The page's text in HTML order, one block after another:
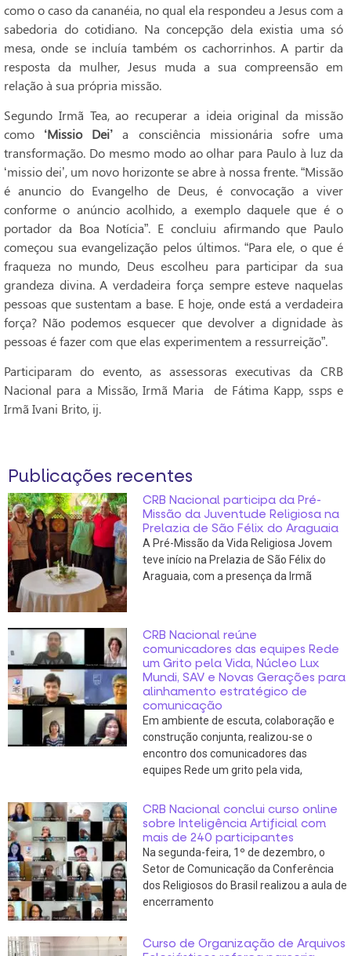
como o caso da cananéia, no qual ela respondeu a Jesus com a
sabedoria do cotidiano. Na concepção dela existia uma só
mesa, onde se incluía também os cachorrinhos. A partir da
resposta da mulher, Jesus muda a sua compreensão em
relação à sua própria missão.
Segundo Irmã Tea, ao recuperar a ideia original da missão
como ‘Missio Dei’ a consciência missionária sofre uma
transformação. Do mesmo modo ao olhar para Paulo à luz da
‘missio dei’, um novo horizonte se abre à nossa frente. “Missão
é anuncio do Evangelho de Deus, é convocação a viver
conforme o anúncio acolhido, a exemplo daquele que é o
portador da Boa Notícia”. E concluiu afirmando que Paulo
começou sua evangelização pelos últimos. “Para ele, o que é
fraqueza no mundo, Deus escolheu para participar da sua
grandeza divina. A verdadeira força sempre esteve naquelas
pessoas que sustentam a base. E hoje, onde está a verdadeira
força? Não podemos esquecer que devolver a dignidade às
pessoas é fazer com que elas experimentem a ressurreição”.
Participaram do evento, as assessoras executivas da CRB
Nacional para a Missão, Irmã Maria de Fátima Kapp, ssps e
Irmã Ivani Brito, ij.
Publicações recentes
CRB Nacional participa da Pré-
Missão da Juventude Religiosa na
Prelazia de São Félix do Araguaia
A Pré-Missão da Vida Religiosa Jovem
teve início na Prelazia de São Félix do
Araguaia, com a presença da Irmã
CRB Nacional reúne
comunicadores das equipes Rede
um Grito pela Vida, Núcleo Lux
Mundi, SAV e Novas Gerações para
alinhamento estratégico de
comunicação
Em ambiente de escuta, colaboração e
construção conjunta, realizou-se o
encontro dos comunicadores das
equipes Rede um grito pela vida,
CRB Nacional conclui curso online
sobre Inteligência Artificial com
mais de 240 participantes
Na segunda-feira, 1º de dezembro, o
Setor de Comunicação da Conferência
dos Religiosos do Brasil realizou a aula de
encerramento
Curso de Organização de Arquivos